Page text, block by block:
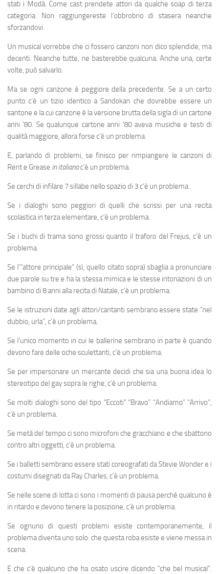
stati i Modà. Come cast prendete attori da qualche soap di terza
categoria. Non raggiungereste l’obbrobrio di stasera neanche
sforzandovi.
Un musical vorrebbe che ci fossero canzoni non dico splendide, ma
decenti. Neanche tutte, ne basterebbe qualcuna. Anche una, certe
volte, può salvarlo.
Ma se ogni canzone è peggiore della precedente. Se a un certo
punto c’è un tizio identico a Sandokan che dovrebbe essere un
santone e la cui canzone è la versione brutta della sigla di un cartone
anni ’80. Se qualunque cartone anni ’80 aveva musiche e testi di
qualità maggiore, allora forse c’è un problema.
E, parlando di problemi, se finisco per rimpiangere le canzoni di
Rent e Grease in italianoc’è un problema.
Se cerchi di infilare 7 sillabe nello spazio di 3 c’è un problema.
Se i dialoghi sono peggiori di quelli che scrissi per una recita
scolastica in terza elementare, c’è un problema.
Se i buchi di trama sono grossi quanto il traforo del Frejus, c’è un
problema.
Se l'”attore principale” (sì, quello citato sopra) sbaglia a pronunciare
due parole su tre e ha la stessa mimica e le stesse intonazioni di un
bambino di 8 anni alla recita di Natale, c’è un problema.
Se le istruzioni date agli attori/cantanti sembrano essere state “nel
dubbio, urla”, c’è un problema.
Se l’unico momento in cui le ballerine sembrano in parte è quando
devono fare delle oche sculettanti, c’è un problema.
Se per impersonare un mercante decidi che sia una buona idea lo
stereotipo del gay sopra le righe, c’è un problema.
Se molti dialoghi sono del tipo “Eccoti” “Bravo” “Andiamo” “Arrivo”,
c’è un problema.
Se metà del tempo ci sono microfoni che gracchiano e che sbattono
contro altri oggetti, c’è un problema.
Se i balletti sembrano essere stati coreografati da Stevie Wonder e i
costumi disegnati da Ray Charles, c’è un problema.
Se nelle scene di lotta ci sono i momenti di pausa perché qualcuno è
in ritardo e devono tenere la posizione, c’è un problema.
Se ognuno di questi problemi esiste contemporanemente, il
problema diventa uno solo: che questa roba esiste e viene messa in
scena.
E che c’è qualcuno che ha osato uscire dicendo “che bel musical”.